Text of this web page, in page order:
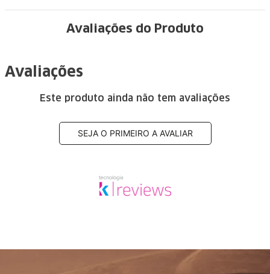
Avaliações do Produto
Avaliações
Este produto ainda não tem avaliações
SEJA O PRIMEIRO A AVALIAR